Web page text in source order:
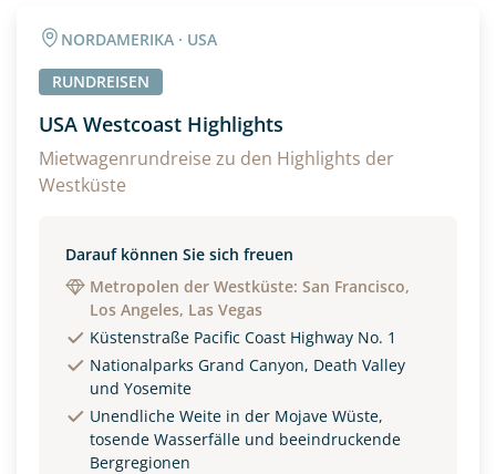
NORDAMERIKA · USA
RUNDREISEN
USA Westcoast Highlights
Mietwagenrundreise zu den Highlights der
Westküste
Darauf können Sie sich freuen
Metropolen der Westküste: San Francisco,
Los Angeles, Las Vegas
Küstenstraße Pacific Coast Highway No. 1
Nationalparks Grand Canyon, Death Valley
und Yosemite
Unendliche Weite in der Mojave Wüste,
tosende Wasserfälle und beeindruckende
Bergregionen
Alter
Unterkunft
EZ Familienzimmer
Reisebeginn